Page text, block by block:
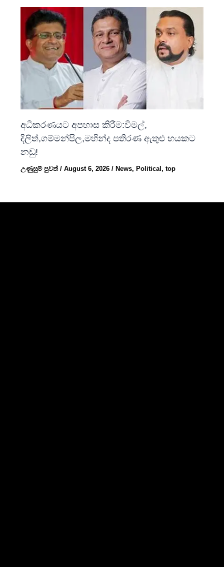
අධිකරණයට අපහාස කිරීම:විමල්,
දිලිත්,ගම්මන්පිල,මහින්ද පතිරණ ඇතුළු හයකට
නඩු!
උණුසුම් පුවත්/August 6, 2026/News,Political,top